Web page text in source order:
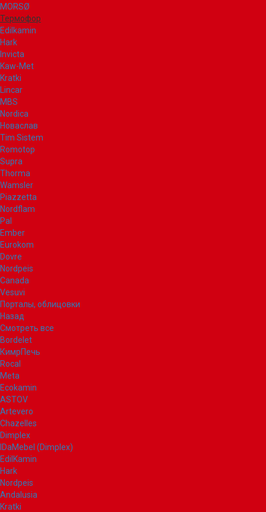
MORSØ
Термофор
Edilkamin
Hark
Invicta
Kaw-Met
Kratki
Lincar
MBS
Nordica
Новаслав
Tim Sistem
Romotop
Supra
Thorma
Wamsler
Piazzetta
Nordflam
Pal
Ember
Eurokom
Dovre
Nordpeis
Canada
Vesuvi
Порталы, облицовки
Назад
Смотреть все
Bordelet
КимрПечь
Rocal
Meta
Ecokamin
ASTOV
Artevero
Chazelles
Dimplex
IDaMebel (Dimplex)
EdilKamin
Hark
Nordpeis
Andalusia
Kratki